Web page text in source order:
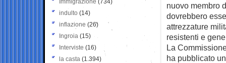
nuovo membro
dovrebbero
attrezzature
resistenti e
La
ha pubblicato
Immigrazione (734)
indulto (14)
inflazione (26)
Ingroia (15)
Interviste (16)
la casta (1.394)